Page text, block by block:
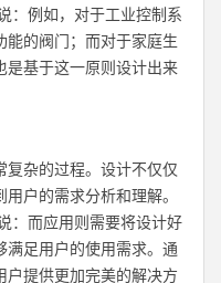
：例如，对于工业控制系
的阀门；而对于家庭生
是基于这一原则设计出来
杂的过程。设计不仅仅
户的需求分析和理解。
：而应用则需要将设计好
足用户的使用需求。通
提供更加完美的解决方